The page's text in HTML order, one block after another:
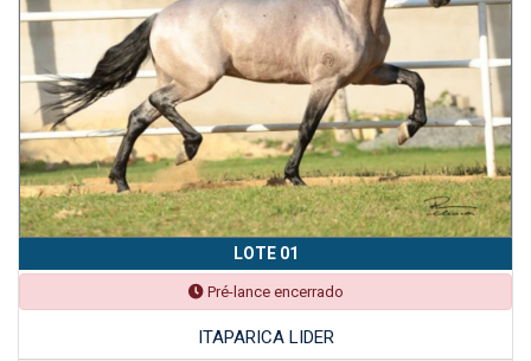
LOTE 01
Pré-lance encerrado
ITAPARICA LIDER